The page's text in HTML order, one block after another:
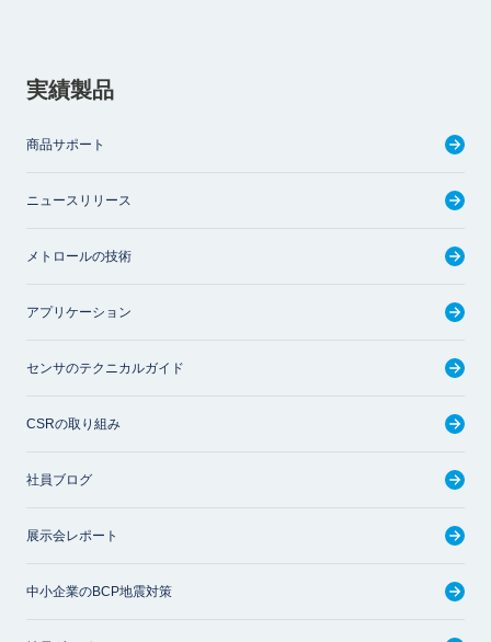
実績製品
商品サポート
ニュースリリース
メトロールの技術
アプリケーション
センサのテクニカルガイド
CSRの取り組み
社員ブログ
展示会レポート
中小企業のBCP地震対策